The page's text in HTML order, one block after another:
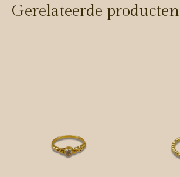
Gerelateerde producten